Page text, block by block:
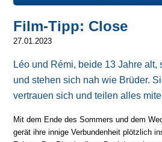
Film-Tipp: Close
27.01.2023
Léo und Rémi, beide 13 Jahre alt,
und stehen sich nah wie Brüder.
vertrauen sich und teilen alles
Mit dem Ende des Sommers und dem
gerät ihre innige Verbundenheit plötzlich